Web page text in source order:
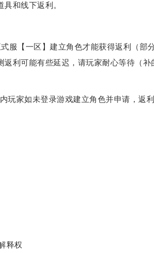
和线下返利。
服【一区】建立角色才能获得返利（部
利可能有些延迟，请玩家耐心等待（
玩家如未登录游戏建立角色并申请，返利
释权